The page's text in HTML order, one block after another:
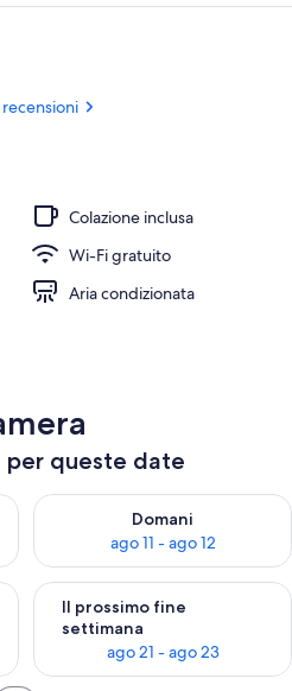
2 piscine all'aperto, ombrelloni da
recensioni
Colazione inclusa
Wi-Fi gratuito
Aria condizionata
per queste date
sera, ago 10 - ago 11
Domani
ago 11 - ago 12
Verifica la disponibilità per
fine settimana, ago 14 -
Il prossimo fine
settimana
ago 21 - ago 23
Verifica la disponibilità per il